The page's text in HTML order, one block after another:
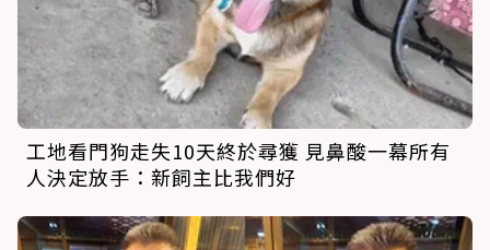
工地看門狗走失10天終於尋獲 見鼻酸一幕所有
人決定放手：新飼主比我們好